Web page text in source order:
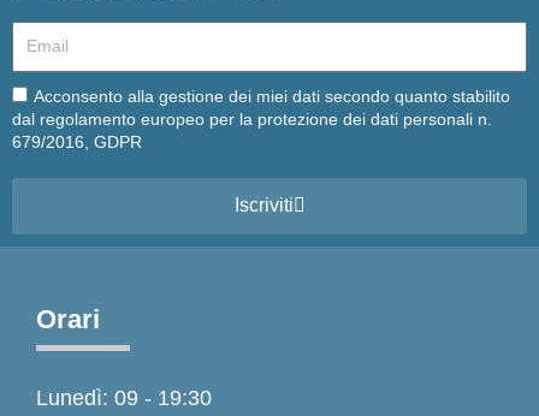
Email
Email
Acconsento alla gestione dei miei dati secondo quanto stabilito
dal regolamento europeo per la protezione dei dati personali n.
679/2016, GDPR
Iscriviti
Orari
Lunedì: 09 - 19:30